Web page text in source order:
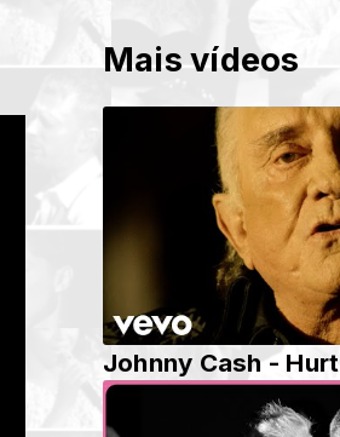
Mais vídeos
Johnny Cash - Hurt